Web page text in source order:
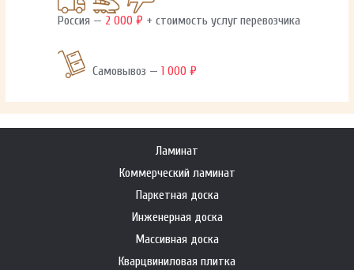
Россия — 2 000 ₽ + стоимость услуг перевозчика
Самовывоз —1 000 ₽
Ламинат
Коммерческий ламинат
Паркетная доска
Инженерная доска
Массивная доска
Кварцвиниловая плитка